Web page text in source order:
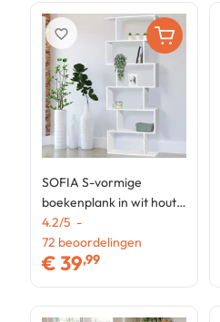
SOFIA S-vormige
boekenplank in wit hout
189 cm
4.2/5 -
72 beoordelingen
€39,99
favorite_border